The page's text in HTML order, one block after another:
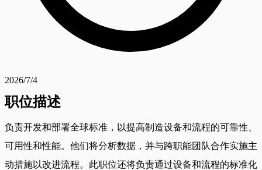
2026/7/4
职位描述
负责开发和部署全球标准，以提高制造设备和流程的可靠性、
可用性和性能。他们将分析数据，并与跨职能团队合作实施主
动措施以改进流程。此职位还将负责通过设备和流程的标准化